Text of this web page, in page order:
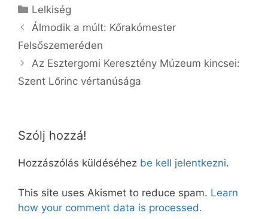
Kategória
Lelkiség
Álmodik a múlt: Kőrakómester
Felsőszemeréden
Az Esztergomi Keresztény Múzeum kincsei:
Szent Lőrinc vértanúsága
Szólj hozzá!
Hozzászólás küldéséhez be kell jelentkezni.
This site uses Akismet to reduce spam. Learn
how your comment data is processed.